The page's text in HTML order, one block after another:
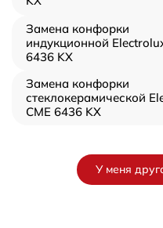
Замена конфорки
индукционной
6436 KX
Замена конфорки
стеклокерамической
CME 6436 KX
У меня